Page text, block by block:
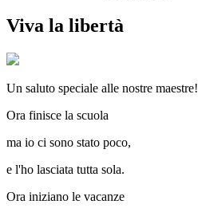
Viva la libertà
Un saluto speciale alle nostre maestre!
Ora finisce la scuola
ma io ci sono stato poco,
e l'ho lasciata tutta sola.
Ora iniziano le vacanze